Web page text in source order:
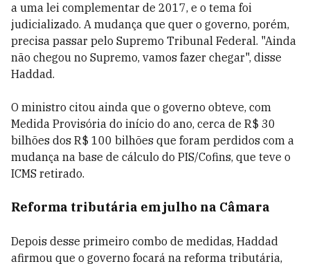
a uma lei complementar de 2017, e o tema foi
judicializado. A mudança que quer o governo, porém,
precisa passar pelo Supremo Tribunal Federal. "Ainda
não chegou no Supremo, vamos fazer chegar", disse
Haddad.
O ministro citou ainda que o governo obteve, com
Medida Provisória do início do ano, cerca de R$ 30
bilhões dos R$ 100 bilhões que foram perdidos com a
mudança na base de cálculo do PIS/Cofins, que teve o
ICMS retirado.
Reforma tributária em julho na Câmara
Depois desse primeiro combo de medidas, Haddad
afirmou que o governo focará na reforma tributária,